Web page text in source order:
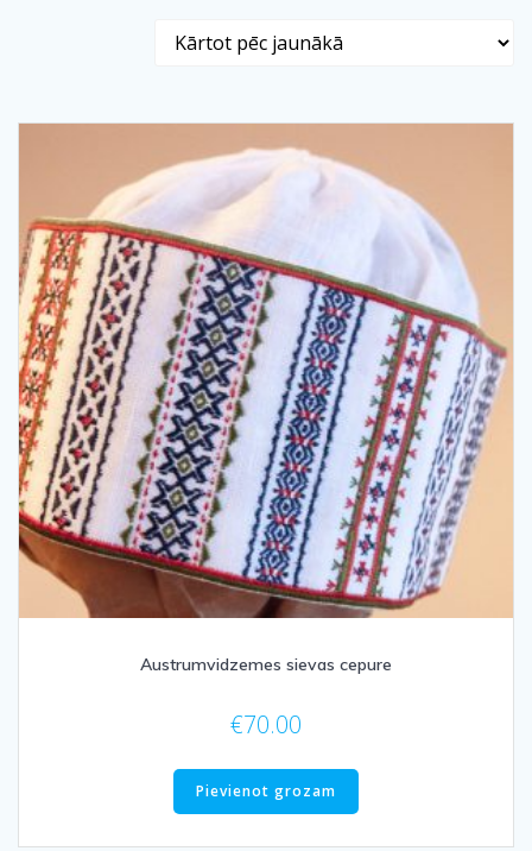
latest
Austrumvidzemes sievas cepure
€70.00
Pievienot grozam